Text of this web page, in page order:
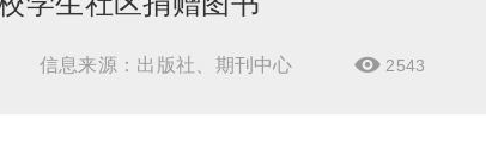
信息来源：出版社、期刊中心  2543